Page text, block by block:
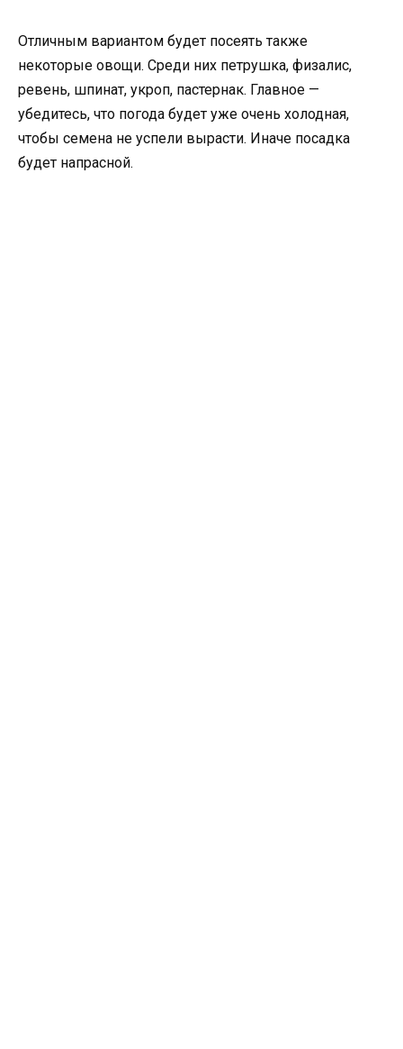
Отличным вариантом будет посеять также
некоторые овощи. Среди них петрушка, физалис,
ревень, шпинат, укроп, пастернак. Главное —
убедитесь, что погода будет уже очень холодная,
чтобы семена не успели вырасти. Иначе посадка
будет напрасной.